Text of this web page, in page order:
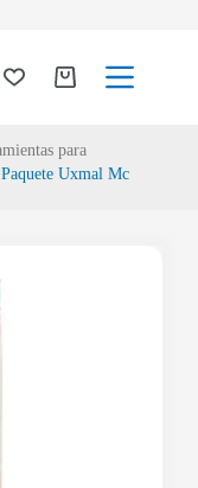
para
Uxmal Mc